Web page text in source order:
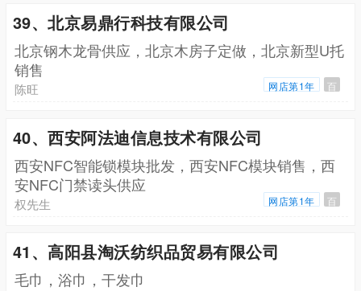
39、北京易鼎行科技有限公司
北京钢木龙骨供应，北京木房子定做，北京新型U托
销售
陈旺 网店第1年 百
40、西安阿法迪信息技术有限公司
西安NFC智能锁模块批发，西安NFC模块销售，西
安NFC门禁读头供应
权先生 网店第1年 百
41、高阳县淘沃纺织品贸易有限公司
毛巾，浴巾，干发巾